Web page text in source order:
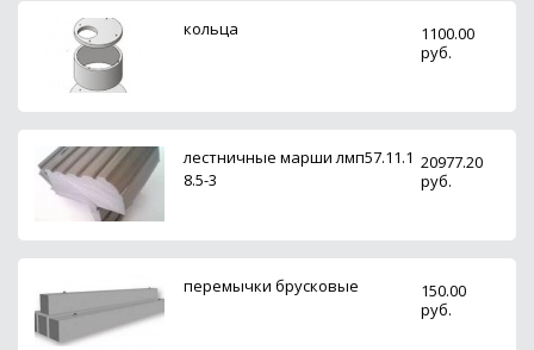
кольца
1100.00
руб.
лестничные марши лмп57.11.1
8.5-3
20977.20
руб.
перемычки брусковые
150.00
руб.